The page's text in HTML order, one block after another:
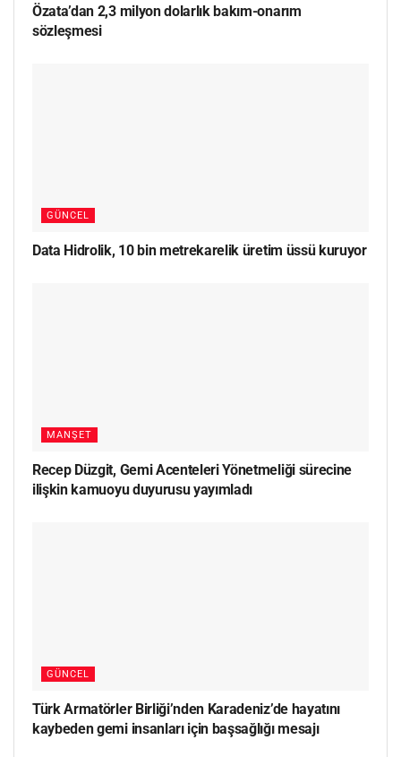
Özata’dan 2,3 milyon dolarlık bakım-onarım
sözleşmesi
GÜNCEL
Data Hidrolik, 10 bin metrekarelik üretim üssü kuruyor
MANŞET
Recep Düzgit, Gemi Acenteleri Yönetmeliği sürecine
ilişkin kamuoyu duyurusu yayımladı
GÜNCEL
Türk Armatörler Birliği’nden Karadeniz’de hayatını
kaybeden gemi insanları için başsağlığı mesajı